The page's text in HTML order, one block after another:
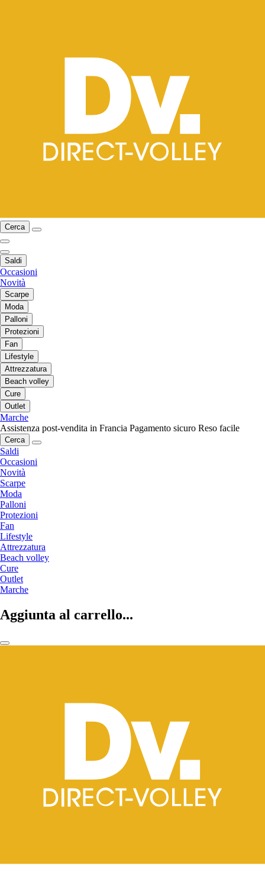
Cerca
Saldi
Occasioni
Novità
Scarpe
Moda
Palloni
Protezioni
Fan
Lifestyle
Attrezzatura
Beach volley
Cure
Outlet
Marche
Assistenza post-vendita in Francia Pagamento sicuro Reso facile
Cerca
Saldi
Occasioni
Novità
Scarpe
Moda
Palloni
Protezioni
Fan
Lifestyle
Attrezzatura
Beach volley
Cure
Outlet
Marche
Aggiunta al carrello...